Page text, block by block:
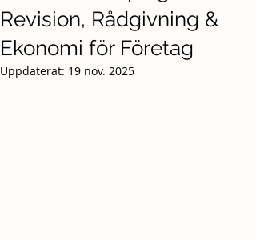
Revision, Rådgivning &
Ekonomi för Företag
Uppdaterat: 19 nov. 2025